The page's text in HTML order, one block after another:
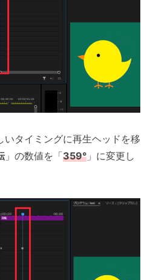
いタイミングに再生ヘッドを移
」の数値を「359° 」に変更し